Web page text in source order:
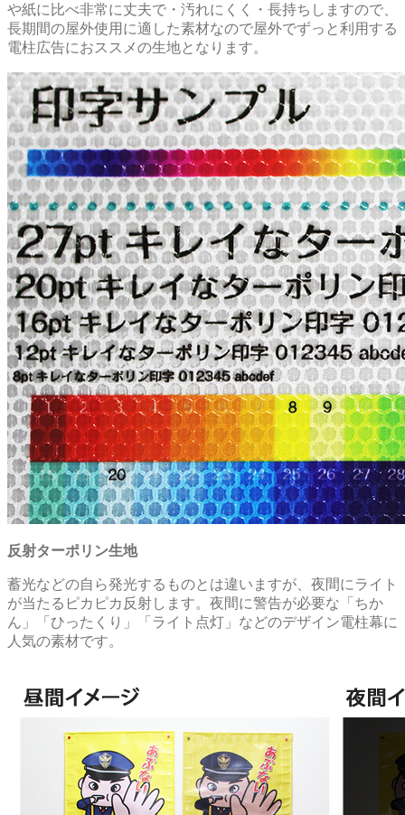
や紙に比べ非常に丈夫で・汚れにくく・長持ちしますので、
長期間の屋外使用に適した素材なので屋外でずっと利用する
電柱広告におススメの生地となります。
反射ターポリン生地
蓄光などの自ら発光するものとは違いますが、夜間にライト
が当たるピカピカ反射します。夜間に警告が必要な「ちか
ん」「ひったくり」「ライト点灯」などのデザイン電柱幕に
人気の素材です。